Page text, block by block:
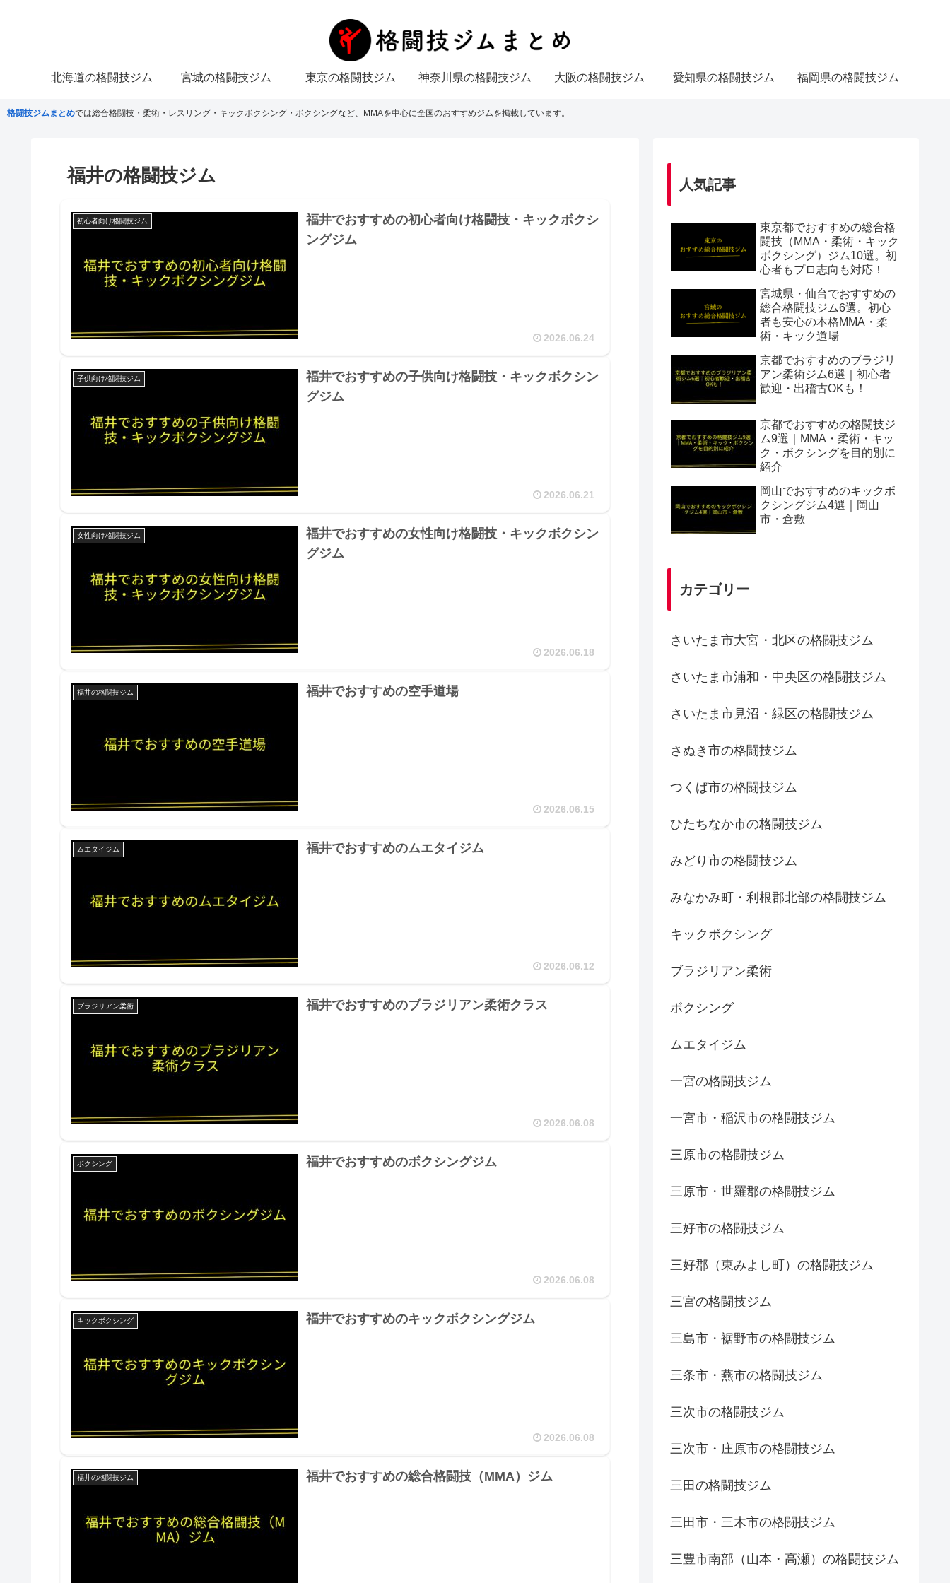
北海道の格闘技ジム 宮城の格闘技ジム 東京の格闘技ジム 神奈川県の格闘技ジム 大阪の格闘技ジム 愛知県の格闘技ジム 福岡県の格闘技ジム
格闘技ジムまとめでは総合格闘技・柔術・レスリング・キックボクシング・ボクシングなど、MMAを中心に全国のおすすめジムを掲載しています。
福井の格闘技ジム
初心者向け格闘技ジム
福井でおすすめの初心者向け格闘技・キックボクシ
ングジム
2026.06.24
子供向け格闘技ジム
福井でおすすめの子供向け格闘技・キックボクシン
グジム
2026.06.21
女性向け格闘技ジム
福井でおすすめの女性向け格闘技・キックボクシン
グジム
2026.06.18
福井の格闘技ジム 福井でおすすめの空手道場
2026.06.15
ムエタイジム 福井でおすすめのムエタイジム
2026.06.12
ブラジリアン柔術 福井でおすすめのブラジリアン柔術クラス
2026.06.08
ボクシング 福井でおすすめのボクシングジム
2026.06.08
キックボクシング 福井でおすすめのキックボクシングジム
2026.06.08
福井の格闘技ジム 福井でおすすめの総合格闘技（MMA）ジム
人気記事
東京都でおすすめの総合格
闘技（MMA・柔術・キック
ボクシング）ジム10選。初
心者もプロ志向も対応！
宮城県・仙台でおすすめの
総合格闘技ジム6選。初心
者も安心の本格MMA・柔
術・キック道場
京都でおすすめのブラジリ
アン柔術ジム6選｜初心者
歓迎・出稽古OKも！
京都でおすすめの格闘技ジ
ム9選｜MMA・柔術・キッ
ク・ボクシングを目的別に
紹介
岡山でおすすめのキックボ
クシングジム4選｜岡山
市・倉敷
カテゴリー
さいたま市大宮・北区の格闘技ジム
さいたま市浦和・中央区の格闘技ジム
さいたま市見沼・緑区の格闘技ジム
さぬき市の格闘技ジム
つくば市の格闘技ジム
ひたちなか市の格闘技ジム
みどり市の格闘技ジム
みなかみ町・利根郡北部の格闘技ジム
キックボクシング
ブラジリアン柔術
ボクシング
ムエタイジム
一宮の格闘技ジム
一宮市・稲沢市の格闘技ジム
三原市の格闘技ジム
三原市・世羅郡の格闘技ジム
三好市の格闘技ジム
三好郡（東みよし町）の格闘技ジム
三宮の格闘技ジム
三島市・裾野市の格闘技ジム
三条市・燕市の格闘技ジム
三次市の格闘技ジム
三次市・庄原市の格闘技ジム
三田の格闘技ジム
三田市・三木市の格闘技ジム
三豊市南部（山本・高瀬）の格闘技ジム